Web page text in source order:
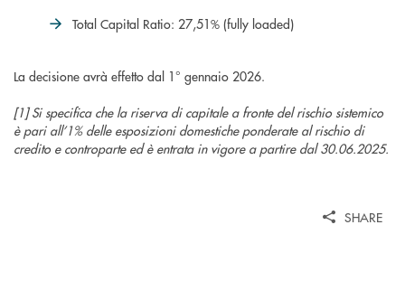
Total Capital Ratio: 27,51% (fully loaded)
La decisione avrà effetto dal 1° gennaio 2026.
[1] Si specifica che la riserva di capitale a fronte del rischio sistemico
è pari all’1% delle esposizioni domestiche ponderate al rischio di
credito e controparte ed è entrata in vigore a partire dal 30.06.2025.
SHARE